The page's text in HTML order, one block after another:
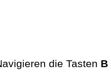
die Tasten B